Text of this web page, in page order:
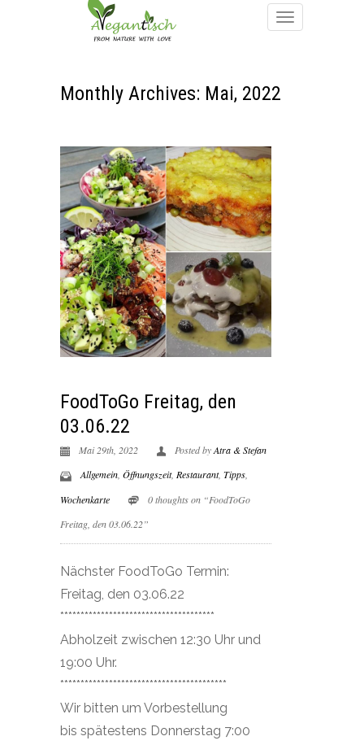
Monthly Archives: Mai, 2022
FoodToGo Freitag, den
03.06.22
Mai 29th, 2022 Posted byAtra & Stefan
Allgemein, Öffnungszeit, Restaurant, Tipps,
Wochenkarte
0 thoughts on “FoodToGo
Freitag, den 03.06.22”
Nächster FoodToGo Termin:
Freitag, den 03.06.22
**************************************
Abholzeit zwischen 12:30 Uhr und
19:00 Uhr.
*****************************************
Wir bitten um Vorbestellung
bis spätestens Donnerstag 7:00